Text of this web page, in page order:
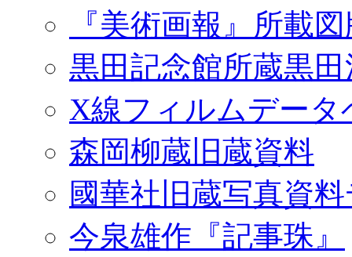
『美術画報』所載
黒田記念館所蔵黒
X線フィルムデータ
森岡柳蔵旧蔵資料
國華社旧蔵写真資
今泉雄作『記事珠』